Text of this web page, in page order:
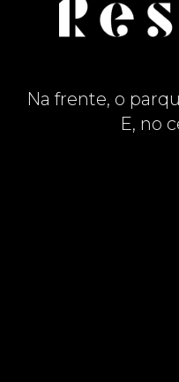
Na frente, o
E, no